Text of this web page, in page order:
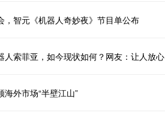
，智元《机器人奇妙夜》节目单公布
人索菲亚，如今现状如何？网友：让人放心
外市场“半壁江山”